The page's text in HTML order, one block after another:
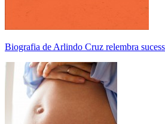
Biografia de Arlindo Cruz relembra